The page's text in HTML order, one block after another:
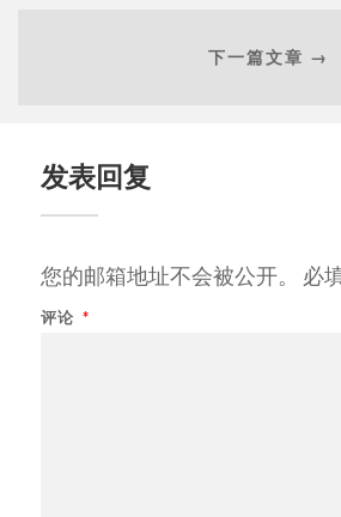
下一篇文章 →
发表回复
您的邮箱地址不会被公开。 必
评论 *